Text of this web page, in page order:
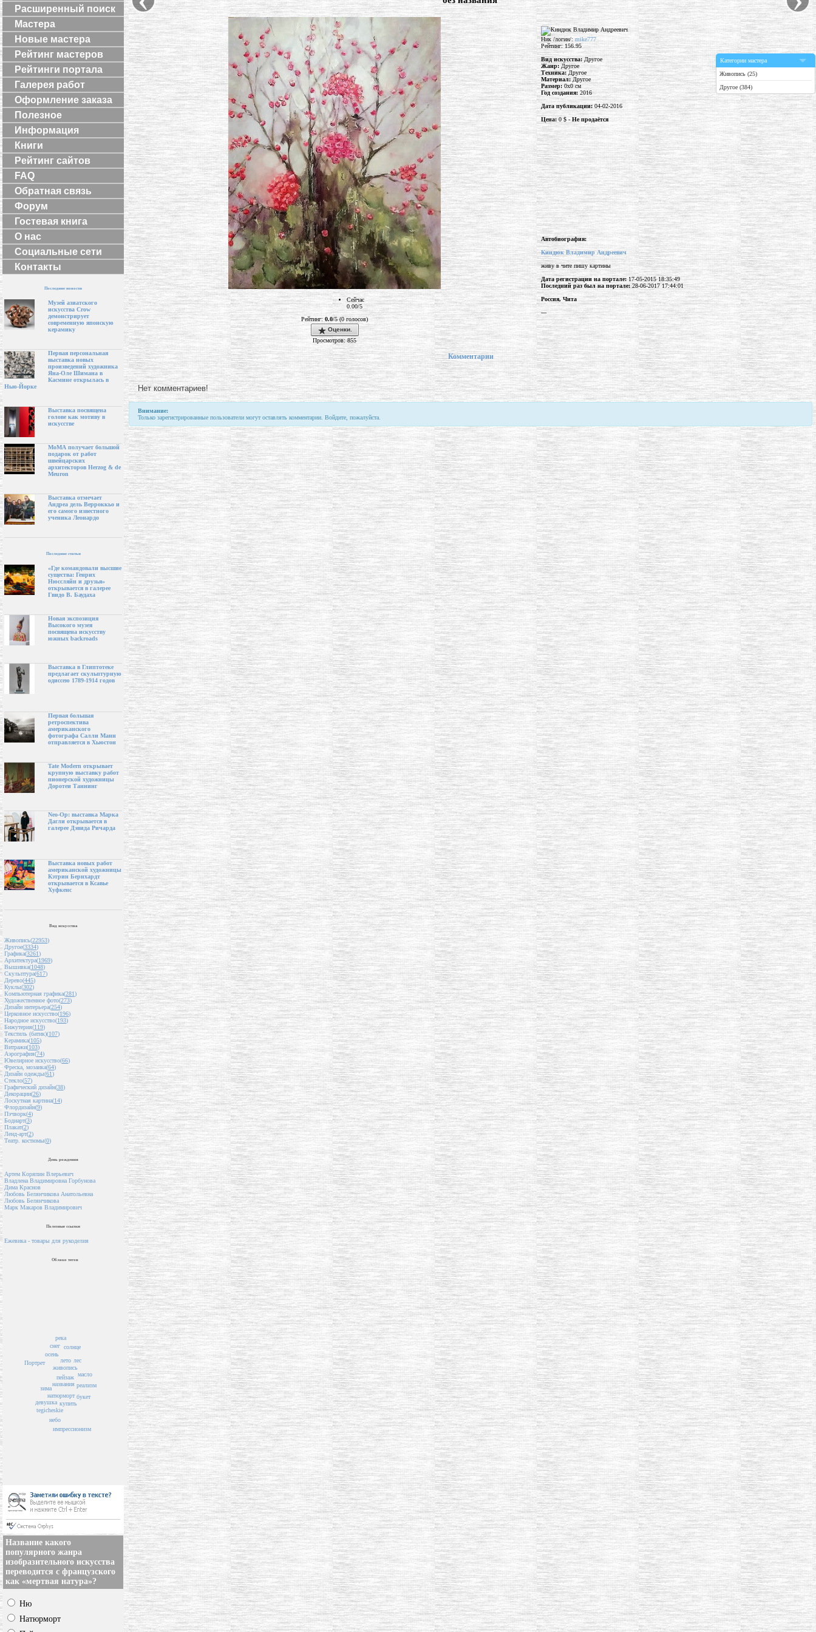
Расширенный поиск
Мастера
Новые мастера
Рейтинг мастеров
Рейтинги портала
Галерея работ
Оформление заказа
Полезное
Информация
Книги
Рейтинг сайтов
FAQ
Обратная связь
Форум
Гостевая книга
О нас
Социальные сети
Контакты
Последние новости
Музей азиатского
искусства Crow
демонстрирует
современную японскую
керамику
Первая персональная
выставка новых
произведений художника
Яна-Оле Шимана в
Касмине открылась в
Нью-Йорке
Выставка посвящена
голове как мотиву в
искусстве
МоМА получает большой
подарок от работ
швейцарских
архитекторов Herzog & de
Meuron
Выставка отмечает
Андреа дель Верроккьо и
его самого известного
ученика Леонардо
Последние статьи
«Где командовали высшие
существа: Генрих
Нюссляйн и друзья»
открывается в галерее
Гвидо В. Баудаха
Новая экспозиция
Высокого музея
посвящена искусству
южных backroads
Выставка в Глиптотеке
предлагает скульптурную
одиссею 1789-1914 годов
Первая большая
ретроспектива
американского
фотографа Салли Манн
отправляется в Хьюстон
Tate Modern открывает
крупную выставку работ
пионерской художницы
Доротеи Таннинг
Neo-Op: выставка Марка
Дагли открывается в
галерее Дэвида Ричарда
Выставка новых работ
американской художницы
Кэтрин Бернхардт
открывается в Ксавье
Хуфкенс
Вид искусства
Живопись(22953)
Другое(3334)
Графика(3261)
Архитектура(1969)
Вышивка(1048)
Скульптура(617)
Дерево(445)
Куклы(302)
Компьютерная графика(281)
Художественное фото(273)
Дизайн интерьера(254)
Церковное искусство(196)
Народное искусство(193)
Бижутерия(119)
Текстиль (батик)(107)
Керамика(105)
Витражи(103)
Аэрография(74)
Ювелирное искусство(66)
Фреска, мозаика(64)
Дизайн одежды(61)
Стекло(57)
Графический дизайн(38)
Декорации(26)
Лоскутная картина(14)
Флордизайн(9)
Пэчворк(4)
Бодиарт(3)
Плакат(2)
Ленд-арт(2)
Театр. костюмы(0)
День рождения
Артем Коряпин Влерьевич
Владлена Владимировна Горбунова
Дима Краснов
Любовь Белянчикова Анатольевна
Любовь Белянчикова
Марк Макаров Владимирович
Полезные ссылки
Ежевика - товары для рукоделия
Облако тегов
пейзаж
названия
живопись
лето
натюрморт
купить
солнце
лес
зима
осень
букет
масло
река
снег
tegicheskie
реализм
небо
импрессионизм
Портрет
девушка
Название какого
популярного жанра
изобразительного искусства
переводится с французского
как «мертвая натура»?
Ню
Натюрморт
Сейчас
0.00/5
Рейтинг: 0.0/5 (0 голосов)
Оценки.
Просмотров: 855
Ник /логин/: mike777
Рейтинг: 156.95
Вид искусства:Другое
Жанр:Другое
Техника:Другое
Материал: Другое
Размер:0x0 см
Год создания: 2016
Дата публикации:04-02-2016
Цена:0 $ -Не продаётся
Категории мастера
Живопись (25)
Другое (384)
Автобиография:
Киндюк Владимир Андреевич
живу в чите пишу картины
Дата регистрации на портале:17-05-2015 18:35:49
Последний раз был на портале:28-06-2017 17:44:01
Россия, Чита
---
Комментарии
Нет комментариев!
Внимание:
Только зарегистрированные пользователи могут оставлять комментарии. Войдите, пожалуйста.